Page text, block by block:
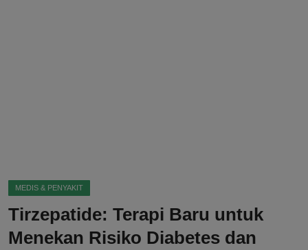
MEDIS & PENYAKIT
Tirzepatide: Terapi Baru untuk
Menekan Risiko Diabetes dan